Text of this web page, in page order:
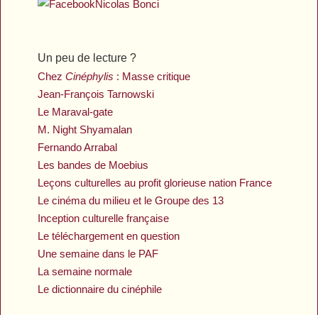
Nicolas Bonci
Un peu de lecture ?
ChezCinéphylis : Masse critique
Jean-François Tarnowski
Le Maraval-gate
M. Night Shyamalan
Fernando Arrabal
Les bandes de Moebius
Leçons culturelles au profit glorieuse nation France
Le cinéma du milieu et le Groupe des 13
Inception culturelle française
Le téléchargement en question
Une semaine dans le PAF
La semaine normale
Le dictionnaire du cinéphile